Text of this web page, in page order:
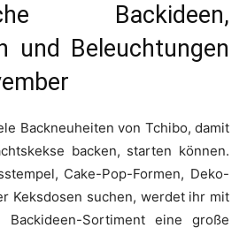
Backideen,
und Beleuchtungen
Backneuheiten von Tchibo, damit
backen, starten können.
Cake-Pop-Formen, Deko-
Keksdosen suchen, werdet ihr mit
Backideen-Sortiment eine große